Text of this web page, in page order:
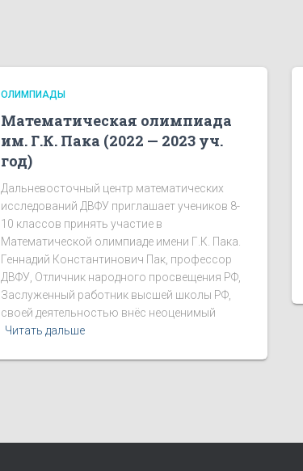
ОЛИМПИАДЫ
Математическая олимпиада
им. Г.К. Пака (2022 — 2023 уч.
год)
Дальневосточный центр математических
исследований ДВФУ приглашает учеников 8-
10 классов принять участие в
Математической олимпиаде имени Г.К. Пака.
Геннадий Константинович Пак, профессор
ДВФУ, Отличник народного просвещения РФ,
Заслуженный работник высшей школы РФ,
своей деятельностью внёс неоценимый
Читать дальше